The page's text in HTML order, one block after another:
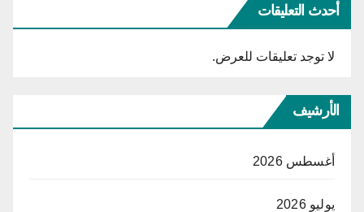
أحدث التعليقات
لا توجد تعليقات للعرض.
الأرشيف
أغسطس 2026
يوليو 2026